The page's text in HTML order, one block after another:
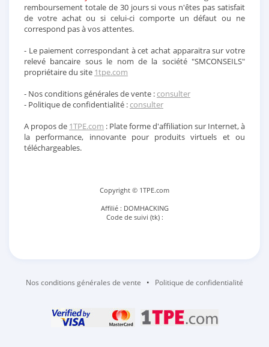
remboursement totale de 30 jours si vous n'êtes pas satisfait
de votre achat ou si celui-ci comporte un défaut ou ne
correspond pas à vos attentes.
- Le paiement correspondant à cet achat apparaitra sur votre
relevé bancaire sous le nom de la société "SMCONSEILS"
propriétaire du site 1tpe.com
- Nos conditions générales de vente :consulter
- Politique de confidentialité :consulter
A propos de 1TPE.com : Plate forme d'affiliation sur Internet, à
la performance, innovante pour produits virtuels et ou
téléchargeables.
Copyright © 1TPE.com
Affilié : DOMHACKING
Code de suivi (tk) :
Nos conditions générales de vente • Politique de confidentialité